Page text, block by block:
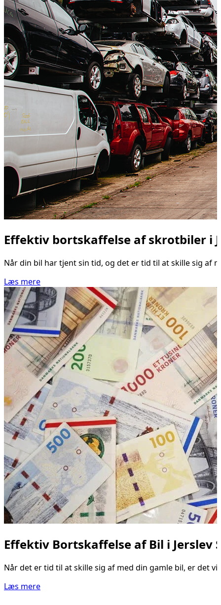
Effektiv bortskaffelse af skrotbiler i
Når din bil har tjent sin tid, og det er tid til at skille sig af
Læs mere
Effektiv Bortskaffelse af Bil i Jerslev
Når det er tid til at skille sig af med din gamle bil, er det
Læs mere